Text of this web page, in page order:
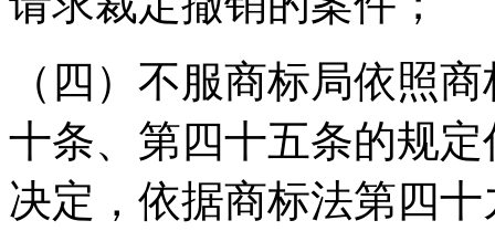
（四）不服商标局依照
十条、第四十五条的规
决定，依据商标法第四